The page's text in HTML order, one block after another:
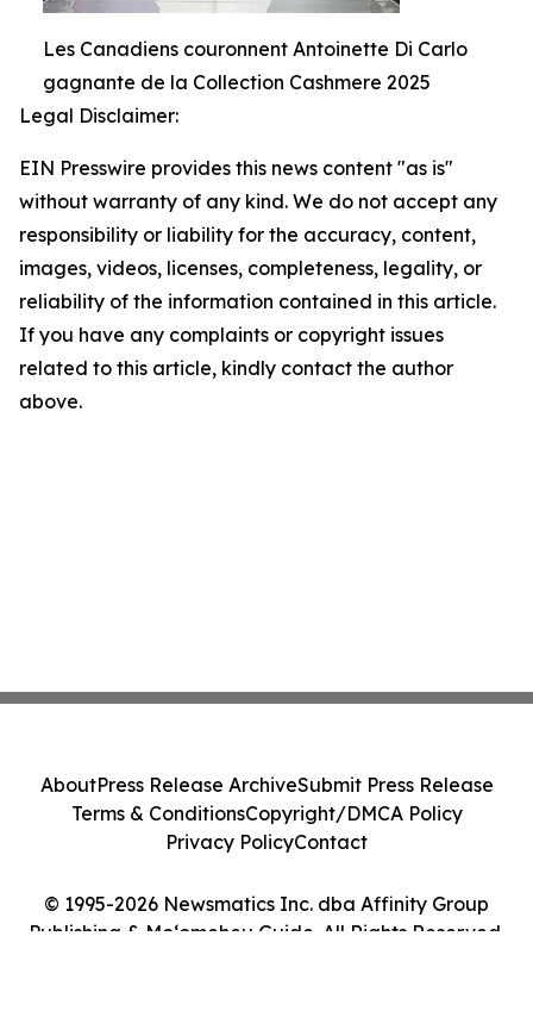
Les Canadiens couronnent Antoinette Di Carlo
gagnante de la Collection Cashmere 2025
Legal Disclaimer:
EIN Presswire provides this news content "as is"
without warranty of any kind. We do not accept any
responsibility or liability for the accuracy, content,
images, videos, licenses, completeness, legality, or
reliability of the information contained in this article.
If you have any complaints or copyright issues
related to this article, kindly contact the author
above.
© 1995-2026 Newsmatics Inc. dba Affinity Group
Publishing & Moʻomeheu Guide. All Rights Reserved.
AboutPress Release ArchiveSubmit Press Release
Terms & ConditionsCopyright/DMCA Policy
Privacy PolicyContact